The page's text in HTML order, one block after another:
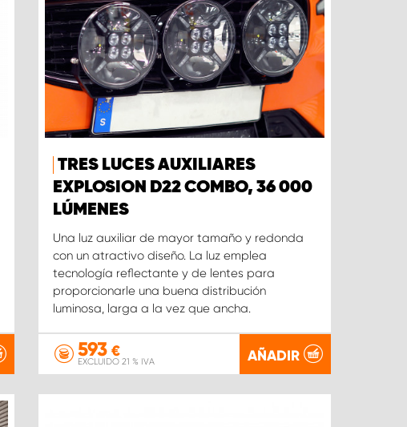
TRES LUCES AUXILIARES
EXPLOSION D22 COMBO, 36 000
LÚMENES
Una luz auxiliar de mayor tamaño y redonda
con un atractivo diseño. La luz emplea
tecnología reflectante y de lentes para
proporcionarle una buena distribución
luminosa, larga a la vez que ancha.
593 €
EXCLUIDO 21 % IVA AÑADIR